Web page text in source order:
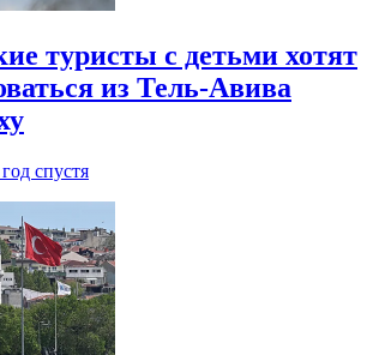
туристы с детьми хотят
из Тель-Авива
спустя